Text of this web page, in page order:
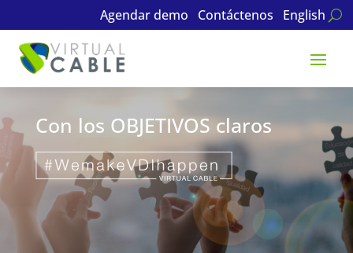
Agendar demo Contáctenos English
Con los OBJETIVOS claros